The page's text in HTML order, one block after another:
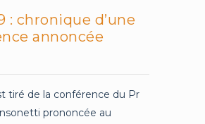
: chronique d’une
annoncée
tiré de la conférence du Pr
prononcée au